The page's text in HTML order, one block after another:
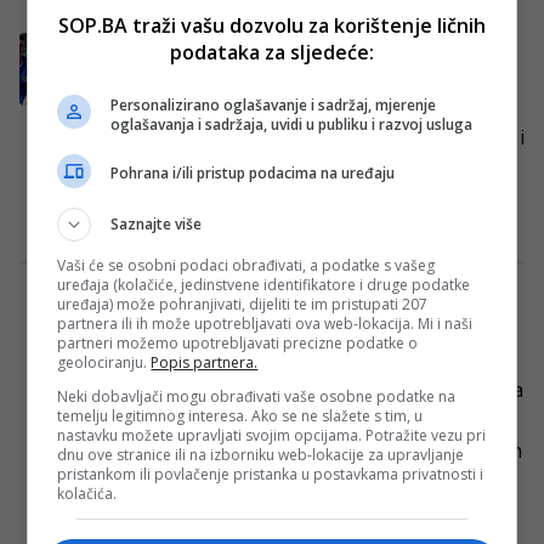
Večeras finale Svjetskog klupskog
prvenstva, evo gdje gledati spektakl
Večerašnje finale Svjetskog klupskog
prvenstva donosi dvoboj između Chelseaja i
Paris Saint-Germaina, susret dviju
Redakcija Sop
Dva evropska velikana večeras za finale
klupskog SP-a, evo gdje besplatno gledati
utakmicu
Nogometni svijet večeras diše kao jedno: na
legendarnom MetLife stadionu čeka nas
vrhunski sudar titana – Paris Saint-Germain
protiv Real…
SOP.BA traži vašu dozvolu za korištenje ličnih
podataka za sljedeće:
Personalizirano oglašavanje i sadržaj, mjerenje
oglašavanja i sadržaja, uvidi u publiku i razvoj usluga
Pohrana i/ili pristup podacima na uređaju
Saznajte više
Vaši će se osobni podaci obrađivati, a podatke s vašeg
uređaja (kolačiće, jedinstvene identifikatore i druge podatke
uređaja) može pohranjivati, dijeliti te im pristupati 207
partnera ili ih može upotrebljavati ova web-lokacija. Mi i naši
partneri možemo upotrebljavati precizne podatke o
geolociranju. Popis partnera.
Neki dobavljači mogu obrađivati vaše osobne podatke na
temelju legitimnog interesa. Ako se ne slažete s tim, u
nastavku možete upravljati svojim opcijama. Potražite vezu pri
dnu ove stranice ili na izborniku web-lokacije za upravljanje
pristankom ili povlačenje pristanka u postavkama privatnosti i
kolačića.